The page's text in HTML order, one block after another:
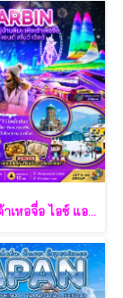
ฮาร์บิน เหิงเต้าเหอจื่อ ไอซ์ แอนด์ สโนว์ เวิล์ด 7 วัน 5 คืน-XJ